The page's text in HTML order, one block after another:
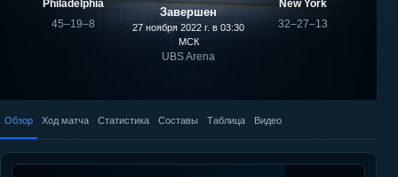
матча
Philadelphia
45–19–8
Завершен
27 ноября 2022 г. в 03:30
МСК
UBS Arena
New York
32–27–13
Обзор Ход матча Статистика Составы Таблица Видео